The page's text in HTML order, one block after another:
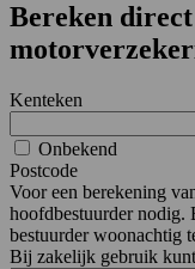
Bereken
Kenteken
Onbekend
Postcode
Voor een berekening
hoofdbestuurder nodig.
bestuurder woonachtig
Bij zakelijk gebruik